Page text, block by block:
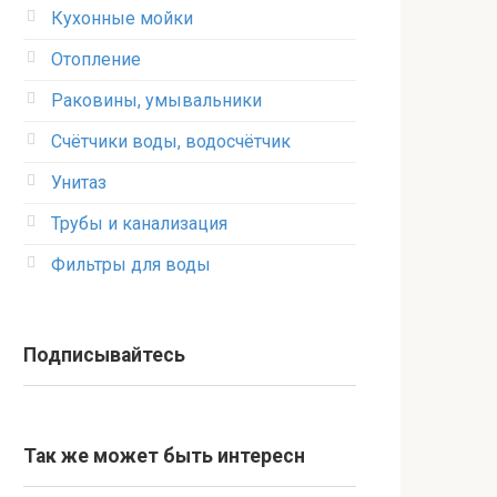
Кухонные мойки
Отопление
Раковины, умывальники
Счётчики воды, водосчётчик
Унитаз
Трубы и канализация
Фильтры для воды
Подписывайтесь
Так же может быть интересн